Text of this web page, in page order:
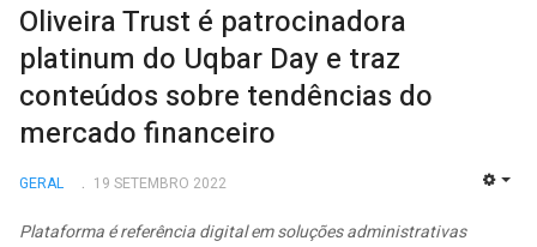
Oliveira Trust é patrocinadora
platinum do Uqbar Day e traz
conteúdos sobre tendências do
mercado financeiro
GERAL 19 SETEMBRO 2022
Plataforma é referência digital em soluções administrativas